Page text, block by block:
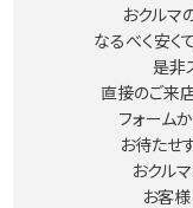
おクルマ
なるべく安く
是非
直接のご来
フォーム
お待たせ
おクル
お客